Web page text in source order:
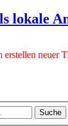
lokale
neuer
Suche